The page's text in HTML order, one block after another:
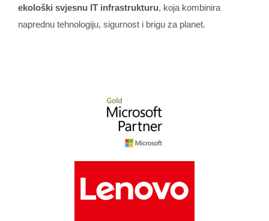
ekološki svjesnu IT infrastrukturu, koja kombinira
naprednu tehnologiju, sigurnost i brigu za planet.